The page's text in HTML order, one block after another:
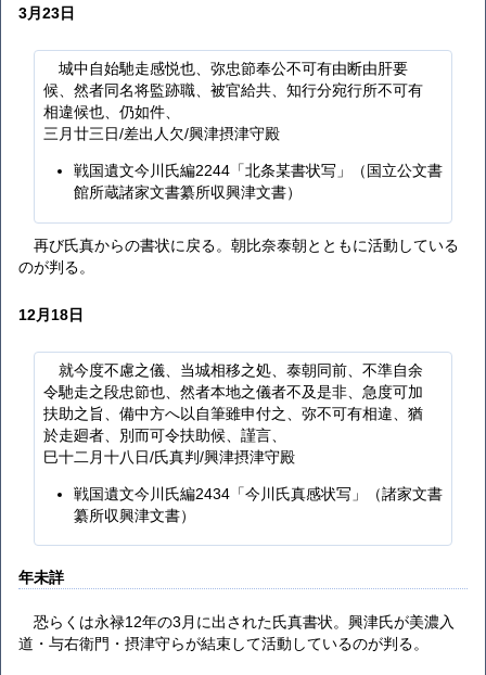
3月23日
城中自始馳走感悦也、弥忠節奉公不可有由断由肝要
候、然者同名将監跡職、被官給共、知行分宛行所不可有
相違候也、仍如件、
三月廿三日/差出人欠/興津摂津守殿
戦国遺文今川氏編2244「北条某書状写」（国立公文書
館所蔵諸家文書纂所収興津文書）
再び氏真からの書状に戻る。朝比奈泰朝とともに活動している
のが判る。
12月18日
就今度不慮之儀、当城相移之処、泰朝同前、不準自余
令馳走之段忠節也、然者本地之儀者不及是非、急度可加
扶助之旨、備中方へ以自筆雖申付之、弥不可有相違、猶
於走廻者、別而可令扶助候、謹言、
巳十二月十八日/氏真判/興津摂津守殿
戦国遺文今川氏編2434「今川氏真感状写」（諸家文書
纂所収興津文書）
年未詳
恐らくは永禄12年の3月に出された氏真書状。興津氏が美濃入
道・与右衛門・摂津守らが結束して活動しているのが判る。